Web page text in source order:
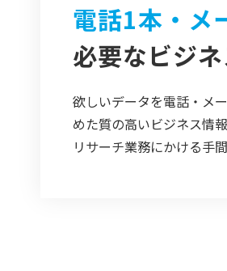
電話1本・メ
必要なビジ
欲しいデータを電話・メ
めた質の高いビジネス情
リサーチ業務にかける手